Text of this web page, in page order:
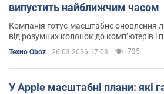
випустить найближчим часом
Компанія готує масштабне оновлення
від розумних колонок до комп’ютерів і
Техно Oboz 26.03.2026 17:03 735
У Apple масштабні плани: які